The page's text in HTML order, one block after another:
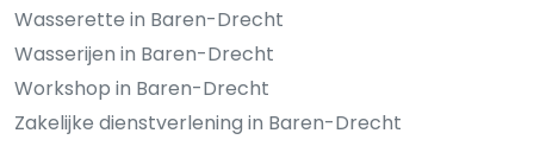
Wasserette in Baren-Drecht
Wasserijen in Baren-Drecht
Workshop in Baren-Drecht
Zakelijke dienstverlening in Baren-Drecht